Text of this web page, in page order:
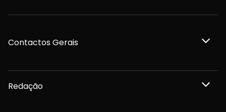
Contactos Gerais
Redação